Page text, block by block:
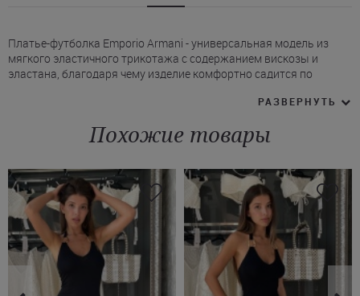
Платье-футболка Emporio Armani - универсальная модель из
мягкого эластичного трикотажа с содержанием вискозы и
эластана, благодаря чему изделие комфортно садится по
* Мини-платье Эмпорио Армани с классической круглой
* Акцентной деталью выступает вышивка фирменного логотипа
Emporio Armani на передней части изделия, подчеркивающая
принадлежность к знаковому итальянскому бренду.
Купить белое платье Armani можно на Juliette с доставкой в
Луцк, Тернополь и другие города Украины.
РАЗВЕРНУТЬ
Похожие товары